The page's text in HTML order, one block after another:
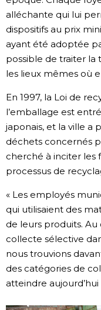
alléchante qui lui
dispositifs au prix
ayant été adoptée
possible de traiter la
les lieux mêmes où
En 1997, la Loi de
l’emballage est
japonais, et la ville a
déchets concernés
cherché à inciter les
processus de
« Les employés
qui utilisaient des
de leurs produits.
collecte sélective
nous trouvions
des catégories de
atteindre